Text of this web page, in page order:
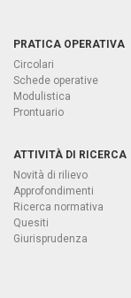
PRATICA OPERATIVA
Circolari
Schede operative
Modulistica
Prontuario
ATTIVITÀ DI RICERCA
Novità di rilievo
Approfondimenti
Ricerca normativa
Quesiti
Giurisprudenza